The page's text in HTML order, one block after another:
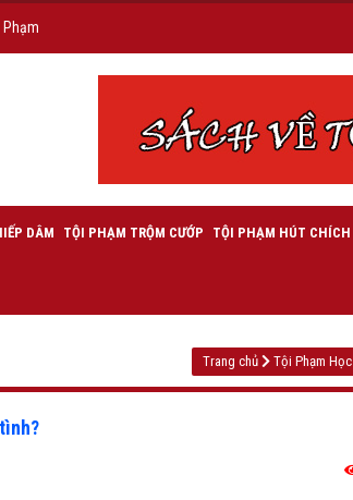
Phạm
DÂM TỘI PHẠM TRỘM CƯỚP TỘI PHẠM HÚT CHÍCH
Trang chủ Tội Phạm Học